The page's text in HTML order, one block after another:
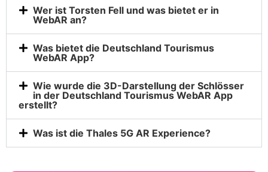
Wer ist Torsten Fell und was bietet er in
WebAR an?
Was bietet die Deutschland Tourismus
WebAR App?
Wie wurde die 3D-Darstellung der Schlösser
in der Deutschland Tourismus WebAR App
erstellt?
Was ist die Thales 5G AR Experience?